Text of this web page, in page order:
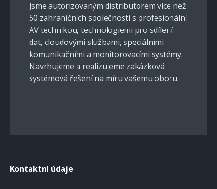
Jsme autorizovaným distributorem více než
50 zahraničních společností s profesionální
AV technikou, technologiemi pro sdílení
dat, cloudovými službami, speciálními
komunikačními a monitorovacími systémy.
Navrhujeme a realizujeme zakázková
systémová řešení na míru vašemu oboru.
Kontaktní údaje